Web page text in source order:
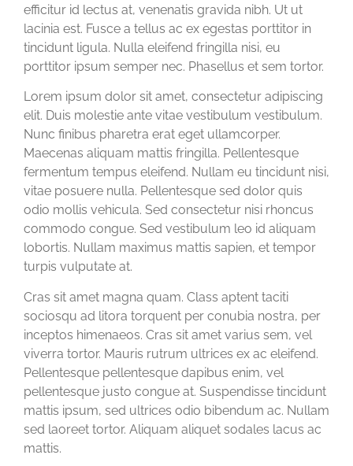
efficitur id lectus at, venenatis gravida nibh. Ut ut
lacinia est. Fusce a tellus ac ex egestas porttitor in
tincidunt ligula. Nulla eleifend fringilla nisi, eu
porttitor ipsum semper nec. Phasellus et sem tortor.
Lorem ipsum dolor sit amet, consectetur adipiscing
elit. Duis molestie ante vitae vestibulum vestibulum.
Nunc finibus pharetra erat eget ullamcorper.
Maecenas aliquam mattis fringilla. Pellentesque
fermentum tempus eleifend. Nullam eu tincidunt nisi,
vitae posuere nulla. Pellentesque sed dolor quis
odio mollis vehicula. Sed consectetur nisi rhoncus
commodo congue. Sed vestibulum leo id aliquam
lobortis. Nullam maximus mattis sapien, et tempor
turpis vulputate at.
Cras sit amet magna quam. Class aptent taciti
sociosqu ad litora torquent per conubia nostra, per
inceptos himenaeos. Cras sit amet varius sem, vel
viverra tortor. Mauris rutrum ultrices ex ac eleifend.
Pellentesque pellentesque dapibus enim, vel
pellentesque justo congue at. Suspendisse tincidunt
mattis ipsum, sed ultrices odio bibendum ac. Nullam
sed laoreet tortor. Aliquam aliquet sodales lacus ac
mattis.